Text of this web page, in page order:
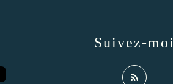
Suivez-moi